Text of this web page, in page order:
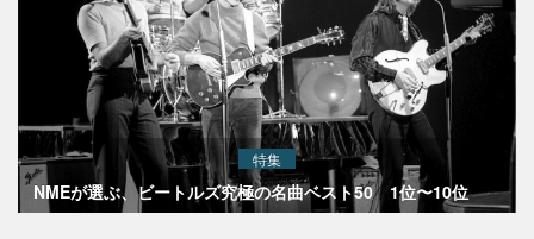
特集
NMEが選ぶ、ビートルズ究極の名曲ベスト50 1位〜10位